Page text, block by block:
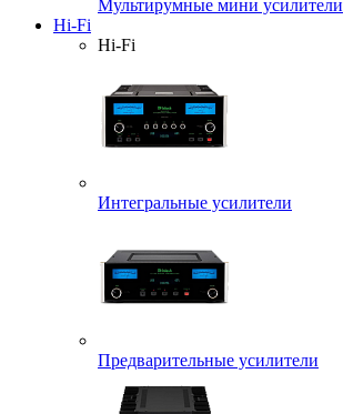
Мультирумные мини усилители
Hi-Fi
Hi-Fi
Интегральные усилители
Предварительные усилители